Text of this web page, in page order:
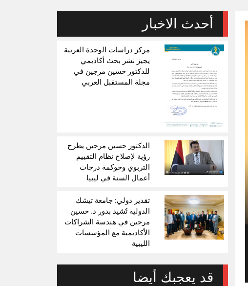
أحدث الاخبار
مركز دراسات الوحدة العربية
يجيز نشر بحث أكاديمي
للدكتور حسين مرجين في
مجلة المستقبل العربي
الدكتور حسين مرجين يطرح
رؤية لإصلاح نظام التقييم
التربوي وحوكمة درجات
أعمال السنة في ليبيا
تقدير دولي: جامعة تيشك
الدولية تُشيد بدور د. حسين
مرجين في هندسة الشراكات
الأكاديمية مع المؤسسات
الليبية
قد يعجبك أيضا